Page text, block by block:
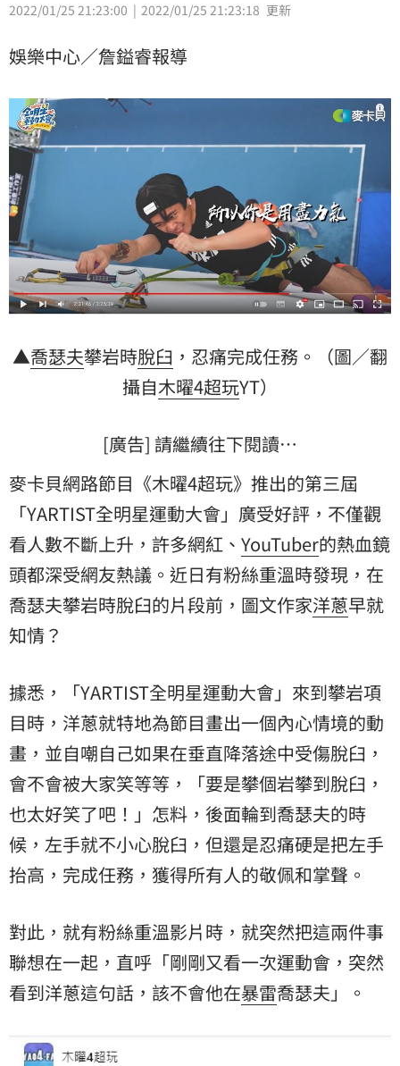
2022/01/25 21:23:00 2022/01/25 21:23:18 更新
娛樂中心／詹鎰睿報導
▲喬瑟夫攀岩時脫臼 ，忍痛完成任務。（圖／翻
攝自木曜4超玩YT）
[廣告] 請繼續往下閱讀…
麥卡貝網路節目《木曜4超玩》推出的第三屆
「YARTIST全明星運動大會」廣受好評，不僅觀
看人數不斷上升，許多網紅、 YouTuber的熱血鏡
頭都深受網友熱議。近日有粉絲重溫時發現，在
喬瑟夫攀岩時脫臼的片段前，圖文作家洋蔥早就
知情？
據悉，「YARTIST全明星運動大會」來到攀岩項
目時，洋蔥就特地為節目畫出一個內心情境的動
畫，並自嘲自己如果在垂直降落途中受傷脫臼，
會不會被大家笑等等，「要是攀個岩攀到脫臼，
也太好笑了吧！」怎料，後面輪到喬瑟夫的時
候，左手就不小心脫臼，但還是忍痛硬是把左手
抬高，完成任務，獲得所有人的敬佩和掌聲。
對此，就有粉絲重溫影片時，就突然把這兩件事
聯想在一起，直呼「剛剛又看一次運動會，突然
看到洋蔥這句話，該不會他在暴雷喬瑟夫」。